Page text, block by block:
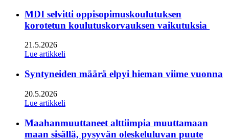
MDI selvitti oppisopimuskoulutuksen
korotetun koulutuskorvauksen vaikutuksia
21.5.2026
Lue artikkeli
Syntyneiden määrä elpyi hieman viime vuonna
20.5.2026
Lue artikkeli
Maahanmuuttaneet alttiimpia muuttamaan
maan sisällä, pysyvän oleskeluluvan puute